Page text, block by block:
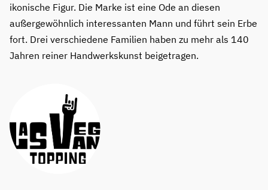
ikonische Figur. Die Marke ist eine Ode an diesen
außergewöhnlich interessanten Mann und führt sein Erbe
fort. Drei verschiedene Familien haben zu mehr als 140
Jahren reiner Handwerkskunst beigetragen.